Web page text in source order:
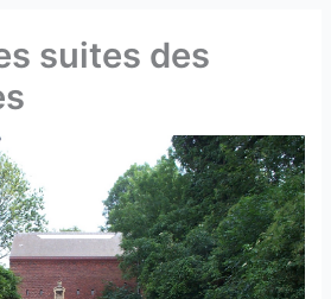
suites des